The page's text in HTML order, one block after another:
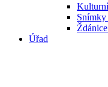
Snímky
Úřad